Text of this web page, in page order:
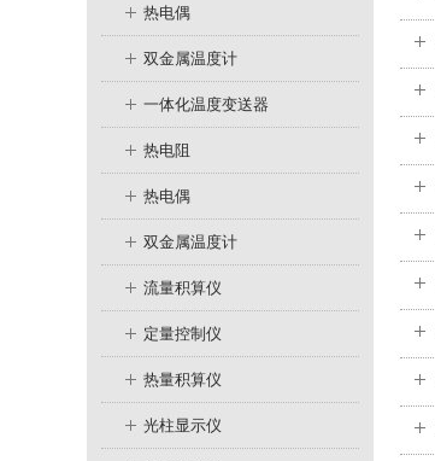
热电偶
双金属温度计
一体化温度变送器
热电阻
热电偶
双金属温度计
流量积算仪
定量控制仪
热量积算仪
光柱显示仪